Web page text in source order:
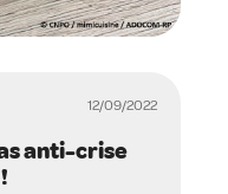
12/09/2022
anti-crise